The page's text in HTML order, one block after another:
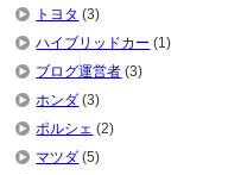
トヨタ (3)
ハイブリッドカー (1)
ブログ運営者 (3)
ホンダ (3)
ポルシェ (2)
マツダ (5)